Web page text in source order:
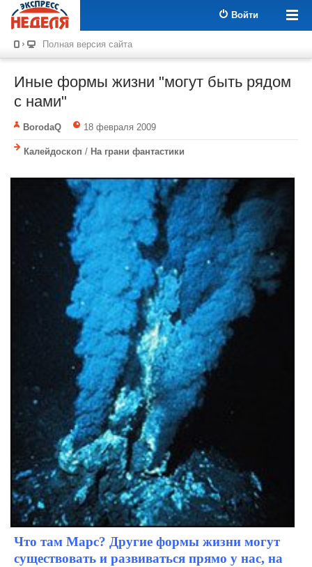
Войти
Полная версия сайта
Иные формы жизни "могут быть рядом
с нами"
BorodaQ 18 февраля 2009
Калейдоскоп / На грани фантастики
Что там Марс? Другие формы жизни могут
существовать и развиваться прямо у нас, на